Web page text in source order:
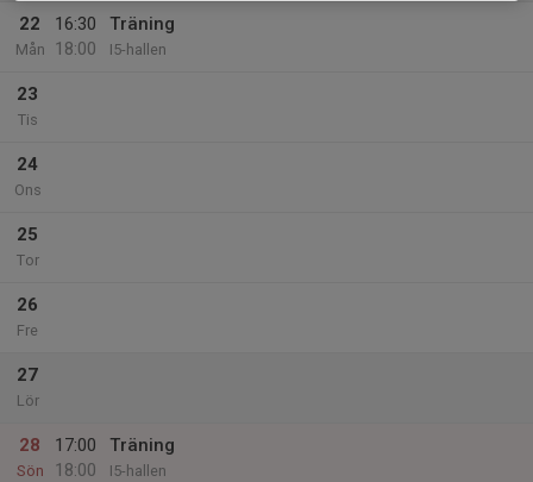
22
Mån
16:30
18:00
Träning
I5-hallen
23
Tis
24
Ons
25
Tor
26
Fre
27
Lör
28
Sön
17:00
18:00
Träning
I5-hallen